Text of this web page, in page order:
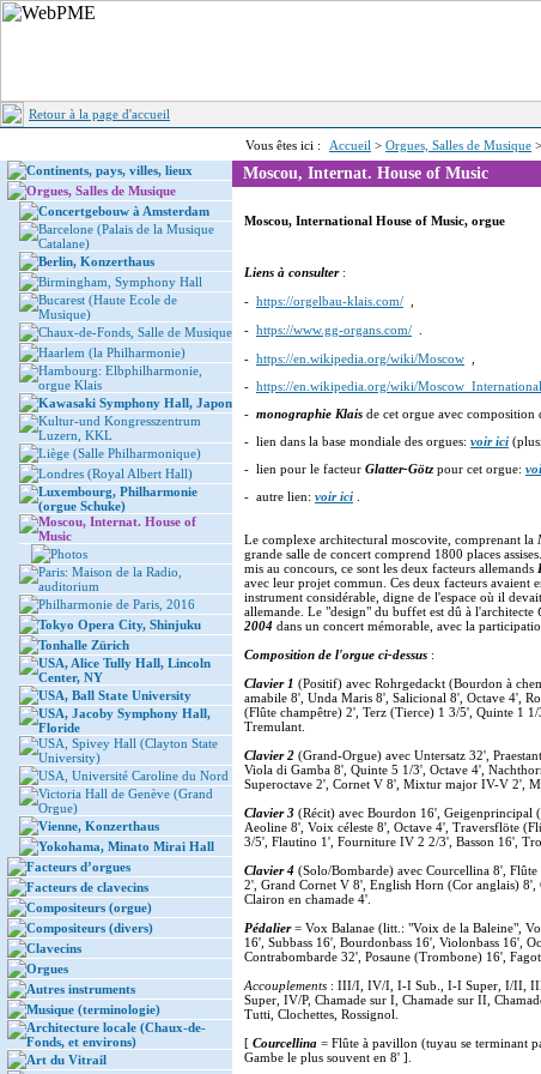
Retour à la page d'accueil
Vous êtes ici : Accueil > Orgues, Salles de Musique >
Continents, pays, villes, lieux
Orgues, Salles de Musique
Concertgebouw à Amsterdam
Barcelone (Palais de la Musique
Catalane)
Berlin, Konzerthaus
Birmingham, Symphony Hall
Bucarest (Haute Ecole de
Musique)
Chaux-de-Fonds, Salle de Musique
Haarlem (la Philharmonie)
Hambourg: Elbphilharmonie,
orgue Klais
Kawasaki Symphony Hall, Japon
Kultur-und Kongresszentrum
Luzern, KKL
Liège (Salle Philharmonique)
Londres (Royal Albert Hall)
Luxembourg, Philharmonie
(orgue Schuke)
Moscou, Internat. House of
Music
Photos
Paris: Maison de la Radio,
auditorium
Philharmonie de Paris, 2016
Tokyo Opera City, Shinjuku
Tonhalle Zürich
USA, Alice Tully Hall, Lincoln
Center, NY
USA, Ball State University
USA, Jacoby Symphony Hall,
Floride
USA, Spivey Hall (Clayton State
University)
USA, Université Caroline du Nord
Victoria Hall de Genève (Grand
Orgue)
Vienne, Konzerthaus
Yokohama, Minato Mirai Hall
Facteurs d’orgues
Facteurs de clavecins
Compositeurs (orgue)
Compositeurs (divers)
Clavecins
Orgues
Autres instruments
Musique (terminologie)
Architecture locale (Chaux-de-
Fonds, et environs)
Art du Vitrail
Moscou, Internat. House of Music
Moscou, International House of Music, orgue
Liens à consulter :
- https://orgelbau-klais.com/
- https://www.gg-organs.com/
- https://en.wikipedia.org/wiki/Moscow
- https://en.wikipedia.org/wiki/
- monographie Klais de cet orgue avec composition
- lien dans la base mondiale des orgues: voir ici
- lien pour le facteur Glatter-Götz pour cet orgue:
- autre lien: voir ici
Le complexe architectural moscovite, comprenant la
grande salle de concert comprend 1800 places
mis au concours, ce sont les deux facteurs allemands
avec leur projet commun. Ces deux facteurs
instrument considérable, digne de l'espace où il
allemande. Le "design" du buffet est dû à l'architecte
2004 dans un concert mémorable, avec la
Composition de l'orgue ci-dessus :
Clavier 1 (Positif) avec Rohrgedackt (Bourdon à
amabile 8', Unda Maris 8', Salicional 8', Octave 4',
(Flûte champêtre) 2', Terz (Tierce) 1 3/5', Quinte 1
Tremulant.
Clavier 2 (Grand-Orgue) avec Untersatz 32',
Viola di Gamba 8', Quinte 5 1/3', Octave 4',
Superoctave 2', Cornet V 8', Mixtur major IV-V 2',
Clavier 3 (Récit) avec Bourdon 16',
Aeoline 8', Voix céleste 8', Octave 4', Traversflöte
3/5', Flautino 1', Fourniture IV 2 2/3', Basson 16',
Clavier 4 (Solo/Bombarde) avec Courcellina 8',
2', Grand Cornet V 8', English Horn (Cor anglais) 8',
Clairon en chamade 4'.
Pédalier = Vox Balanae (litt.: "Voix de la Baleine",
16', Subbass 16', Bourdonbass 16', Violonbass 16',
Contrabombarde 32', Posaune (Trombone) 16',
Accouplements : III/I, IV/I, I-I Sub., I-I Super, I/II,
Super, IV/P, Chamade sur I, Chamade sur II,
Tutti, Clochettes, Rossignol.
[ Courcellina = Flûte à pavillon (tuyau se terminant
Gambe le plus souvent en 8' ].